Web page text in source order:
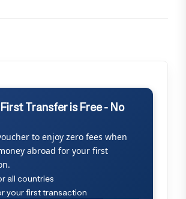
Transfer is Free - No
to enjoy zero fees when
abroad for your first
all countries
your first transaction